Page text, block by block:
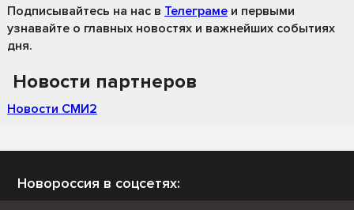
Подписывайтесь на нас в Телеграме и первыми
узнавайте о главных новостях и важнейших событиях
дня.
Новости партнеров
Новости СМИ2
Новороссия в соцсетях: